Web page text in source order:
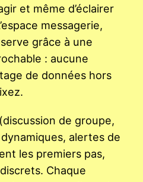
et même d’éclairer
messagerie,
grâce à une
: aucune
de données hors
de groupe,
alertes de
les premiers pas,
Chaque